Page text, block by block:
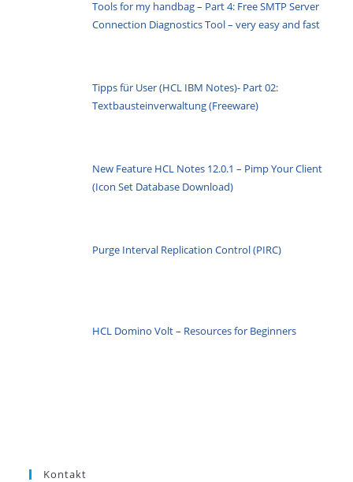
Tools for my handbag – Part 4: Free SMTP Server
Connection Diagnostics Tool – very easy and fast
Tipps für User (HCL IBM Notes)- Part 02:
Textbausteinverwaltung (Freeware)
New Feature HCL Notes 12.0.1 – Pimp Your Client
(Icon Set Database Download)
Purge Interval Replication Control (PIRC)
HCL Domino Volt – Resources for Beginners
Kontakt